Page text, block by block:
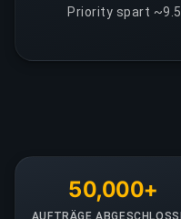
Priority spart
50,000+
AUFTRÄGE